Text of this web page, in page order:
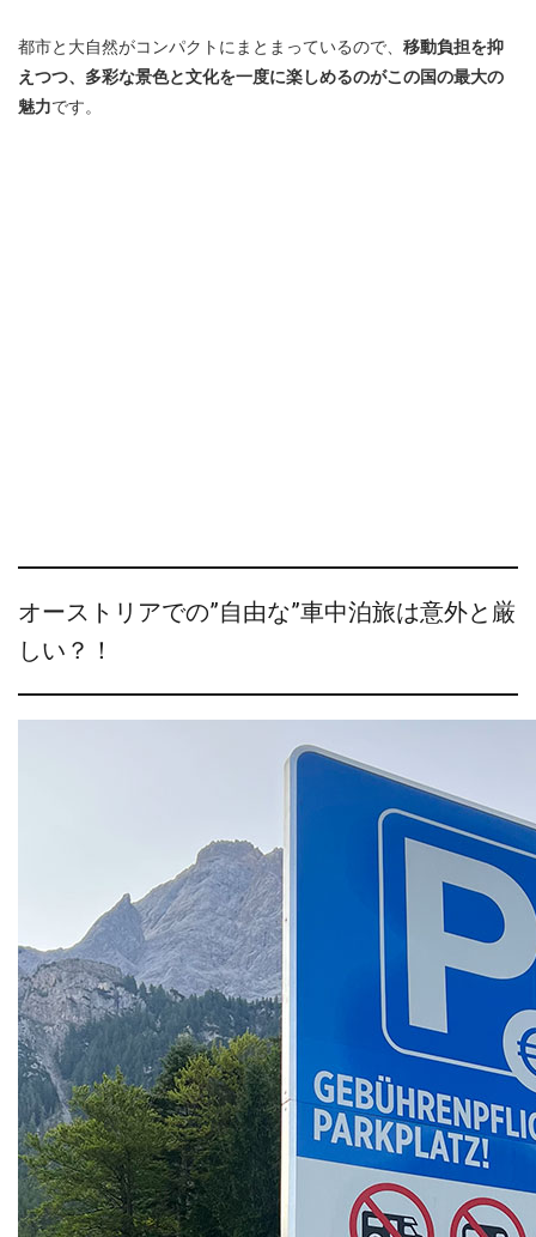
都市と大自然がコンパクトにまとまっているので、 移動負担を抑
えつつ、多彩な景色と文化を一度に楽しめるのがこの国の最大の
魅力です。
オーストリアでの”自由な”車中泊旅は意外と厳
しい？！